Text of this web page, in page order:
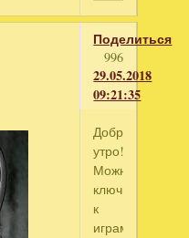
Поделиться
996
29.05.2018
09:21:35
Доброе
утро!
Можно
ключи
к
играм: